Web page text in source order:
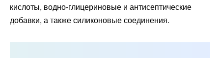
кислоты, водно-глицериновые и антисептические
добавки, а также силиконовые соединения.